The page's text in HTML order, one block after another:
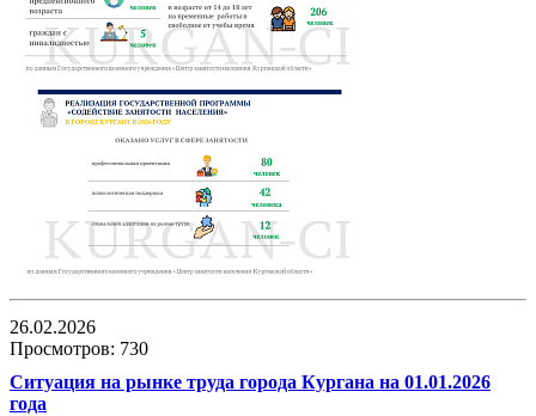
26.02.2026
Просмотров: 730
Ситуация на рынке труда города Кургана на 01.01.2026
года